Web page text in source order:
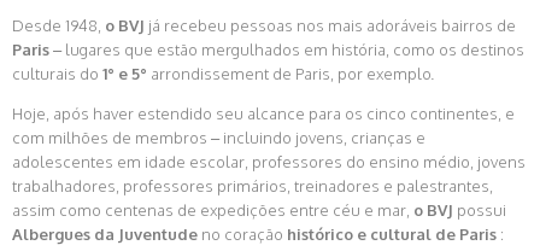
Desde 1948, o BVJ já recebeu pessoas nos mais adoráveis bairros de
Paris– lugares que estão mergulhados em história, como os destinos
culturais do 1° e 5° arrondissement de Paris, por exemplo.
Hoje, após haver estendido seu alcance para os cinco continentes, e
com milhões de membros – incluindo jovens, crianças e
adolescentes em idade escolar, professores do ensino médio, jovens
trabalhadores, professores primários, treinadores e palestrantes,
assim como centenas de expedições entre céu e mar, o BVJ possui
Albergues da Juventude no coração histórico e cultural de Paris :